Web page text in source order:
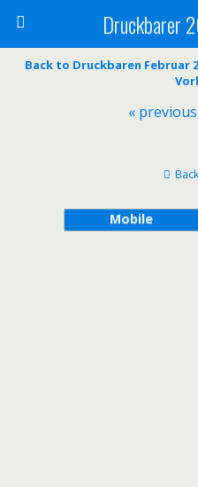
Druckbarer
Back to Druckbaren Februar
«
Mobile